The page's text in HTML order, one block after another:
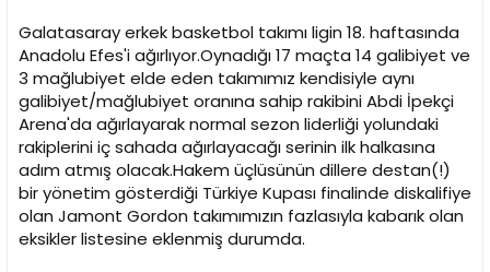
Galatasaray erkek basketbol takımı ligin 18. haftasında
Anadolu Efes'i ağırlıyor.Oynadığı 17 maçta 14 galibiyet ve
3 mağlubiyet elde eden takımımız kendisiyle aynı
galibiyet/mağlubiyet oranına sahip rakibini Abdi İpekçi
Arena'da ağırlayarak normal sezon liderliği yolundaki
rakiplerini iç sahada ağırlayacağı serinin ilk halkasına
adım atmış olacak.Hakem üçlüsünün dillere destan(!)
bir yönetim gösterdiği Türkiye Kupası finalinde diskalifiye
olan Jamont Gordon takımımızın fazlasıyla kabarık olan
eksikler listesine eklenmiş durumda.